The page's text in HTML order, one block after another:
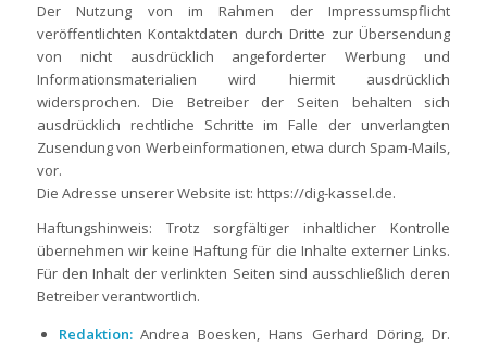
Der Nutzung von im Rahmen der Impressumspflicht
veröffentlichten Kontaktdaten durch Dritte zur Übersendung
von nicht ausdrücklich angeforderter Werbung und
Informationsmaterialien wird hiermit ausdrücklich
widersprochen. Die Betreiber der Seiten behalten sich
ausdrücklich rechtliche Schritte im Falle der unverlangten
Zusendung von Werbeinformationen, etwa durch Spam-Mails,
vor.
Die Adresse unserer Website ist: https://dig-kassel.de.
Haftungshinweis: Trotz sorgfältiger inhaltlicher Kontrolle
übernehmen wir keine Haftung für die Inhalte externer Links.
Für den Inhalt der verlinkten Seiten sind ausschließlich deren
Betreiber verantwortlich.
Redaktion:Andrea Boesken, Hans Gerhard Döring, Dr.